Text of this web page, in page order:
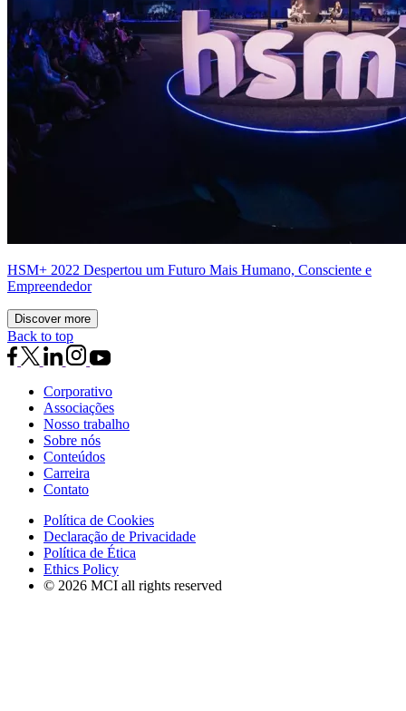
HSM+ 2022 Despertou um Futuro Mais Humano, Consciente e
Empreendedor
Discover more
Back to top
Corporativo
Associações
Nosso trabalho
Sobre nós
Conteúdos
Carreira
Contato
Política de Cookies
Declaração de Privacidade
Política de Ética
Ethics Policy
© 2026 MCI all rights reserved